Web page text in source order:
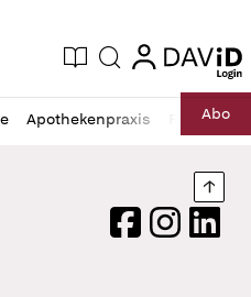
Zeitung
Aktuelle Ausgabe
Suche login
login
Apothekenpraxis RechtAbo
Logo
FacebookInstagram